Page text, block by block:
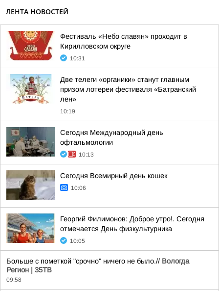
ЛЕНТА НОВОСТЕЙ
Фестиваль «Небо славян» проходит в
Кирилловском округе
10:31
Две телеги «органики» станут главным
призом лотереи фестиваля «Батранский
лен»
10:19
Сегодня Международный день
офтальмологии
10:13
Сегодня Всемирный день кошек
10:06
Георгий Филимонов: Доброе утро!. Сегодня
отмечается День физкультурника
10:05
Больше с пометкой "срочно" ничего не было.// Вологда
Регион | 35ТВ
09:58